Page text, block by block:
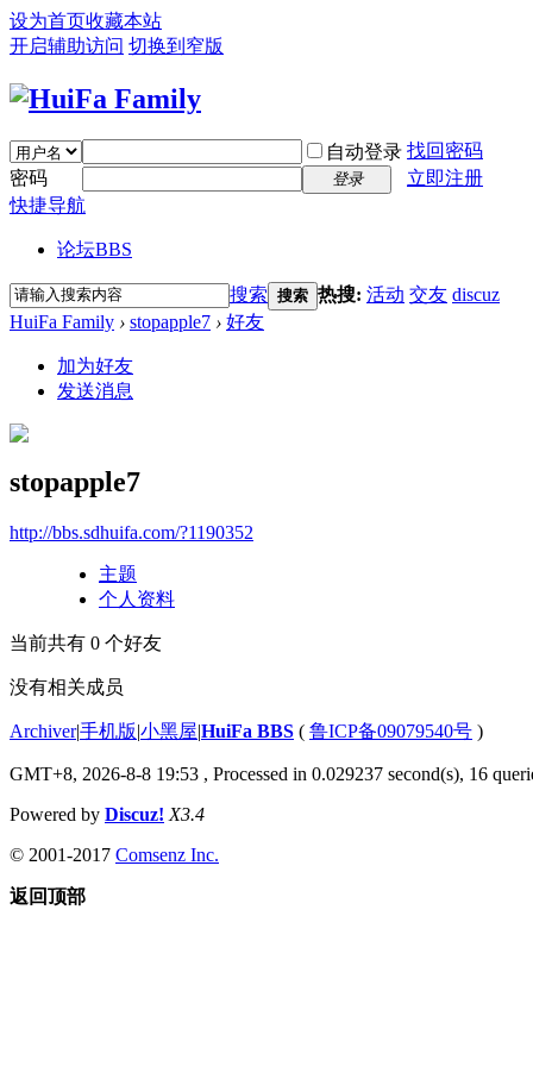
设为首页收藏本站
开启辅助访问 切换到窄版
自动登录 找回密码
密码
登录
立即注册
快捷导航
论坛BBS
搜索 搜索 热搜: 活动 交友 discuz
HuiFa Family › stopapple7 › 好友
加为好友
发送消息
stopapple7
http://bbs.sdhuifa.com/?1190352
主题
个人资料
当前共有 0 个好友
没有相关成员
Archiver|手机版|小黑屋|HuiFa BBS ( 鲁ICP备09079540号 )
GMT+8, 2026-8-8 19:53 , Processed in 0.029237 second(s), 16
Powered by Discuz! X3.4
© 2001-2017 Comsenz Inc.
返回顶部